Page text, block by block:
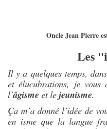
Oncle Jean Pierre
Les
Il y a quelques temps,
et élucubrations, je vous
l’âgisme et le jeunisme.
Ça m’a donné l’idée de
en isme que la langue